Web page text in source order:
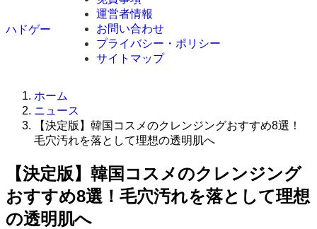
ハドゲー
運営者情報
お問い合わせ
プライバシー・ポリシー
サイトマップ
ホーム
ニュース
【決定版】韓国コスメのクレンジングおすすめ8選！
毛穴汚れを落として理想の透明肌へ
【決定版】韓国コスメのクレンジング
おすすめ8選！毛穴汚れを落として理想
の透明肌へ